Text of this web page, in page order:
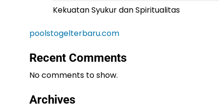
Kekuatan Syukur dan Spiritualitas
poolstogelterbaru.com
Recent Comments
No comments to show.
Archives